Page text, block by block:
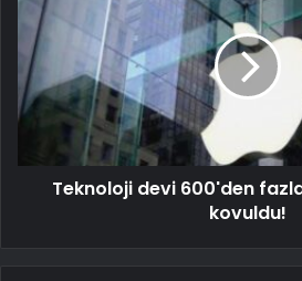
Teknoloji devi 600'den fazla
kovuldu!